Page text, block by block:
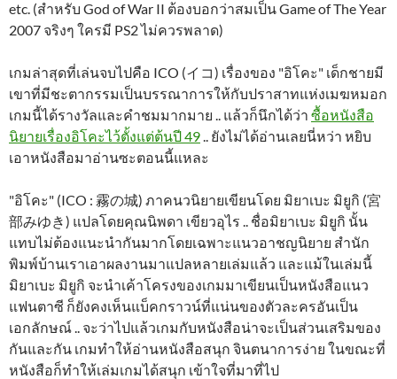
etc. (สำหรับ God of War II ต้องบอกว่าสมเป็น Game of The Year
2007 จริงๆ ใครมี PS2 ไม่ควรพลาด)
เกมล่าสุดที่เล่นจบไปคือ ICO (イコ) เรื่องของ "อิโคะ" เด็กชายมี
เขาที่มีชะตากรรมเป็นบรรณาการให้กับปราสาทแห่งเมฆหมอก
เกมนี้ได้รางวัลและคำชมมากมาย .. แล้วก็นึกได้ว่า ซื้อหนังสือ
นิยายเรื่องอิโคะไว้ตั้งแต่ต้นปี 49.. ยังไม่ได้อ่านเลยนี่หว่า หยิบ
เอาหนังสือมาอ่านซะตอนนี้แหละ
"อิโคะ" (ICO : 霧の城) ภาคนวนิยายเขียนโดย มิยาเบะ มิยูกิ (宮
部みゆき) แปลโดยคุณนิพดา เขียวอุไร .. ชื่อมิยาเบะ มิยูกิ นั้น
แทบไม่ต้องแนะนำกันมากโดยเฉพาะแนวอาชญนิยาย สำนัก
พิมพ์บ้านเราเอาผลงานมาแปลหลายเล่มแล้ว และแม้ในเล่มนี้
มิยาเบะ มิยูกิ จะนำเค้าโครงของเกมมาเขียนเป็นหนังสือแนว
แฟนตาซี ก็ยังคงเห็นแบ็คกราวน์ที่แน่นของตัวละครอันเป็น
เอกลักษณ์ .. จะว่าไปแล้วเกมกับหนังสือน่าจะเป็นส่วนเสริมของ
กันและกัน เกมทำให้อ่านหนังสือสนุก จินตนาการง่าย ในขณะที่
หนังสือก็ทำให้เล่มเกมได้สนุก เข้าใจที่มาที่ไป